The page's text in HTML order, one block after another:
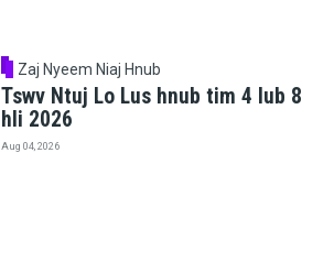
Zaj Nyeem Niaj Hnub
Tswv Ntuj Lo Lus hnub tim 4 lub 8
hli 2026
Aug 04, 2026